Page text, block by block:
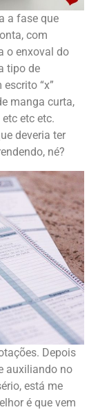
a fase que
com
o enxoval do
tipo de
“x”
manga curta,
etc etc.
deveria ter
né?
Depois
auxiliando no
está me
é que vem